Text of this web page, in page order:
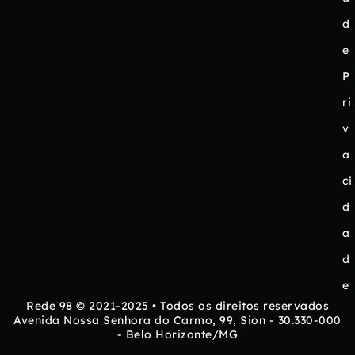
d
e
P
ri
v
a
ci
d
a
d
e
Rede 98 © 2021-2025 • Todos os direitos reservados
Avenida Nossa Senhora do Carmo, 99, Sion - 30.330-000
- Belo Horizonte/MG